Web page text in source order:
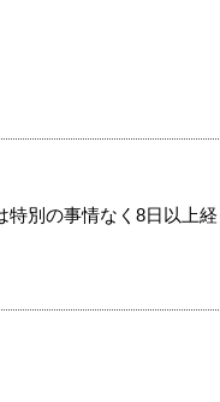
特別の事情なく8日以上経